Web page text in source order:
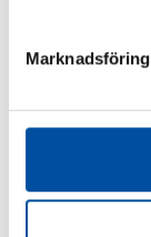
Marknadsföring